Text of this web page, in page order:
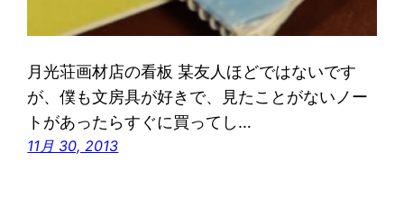
月光荘画材店の看板 某友人ほどではないです
が、僕も文房具が好きで、見たことがないノー
トがあったらすぐに買ってし…
11月 30, 2013